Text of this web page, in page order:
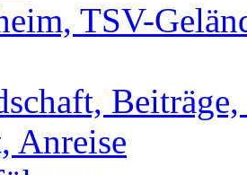
TSV-
Anreise